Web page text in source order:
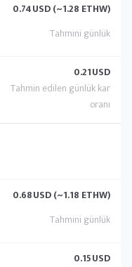
0.74USD (~1.28 ETHW)
0.21USD
0.68USD (~1.18 ETHW)
0.15USD